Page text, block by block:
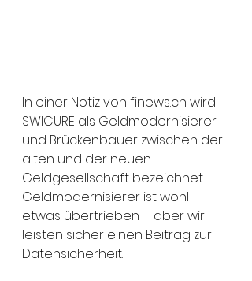
In einer Notiz von finews.ch wird
SWICURE als Geldmodernisierer
und Brückenbauer zwischen der
alten und der neuen
Geldgesellschaft bezeichnet.
Geldmodernisierer ist wohl
etwas übertrieben – aber wir
leisten sicher einen Beitrag zur
Datensicherheit.